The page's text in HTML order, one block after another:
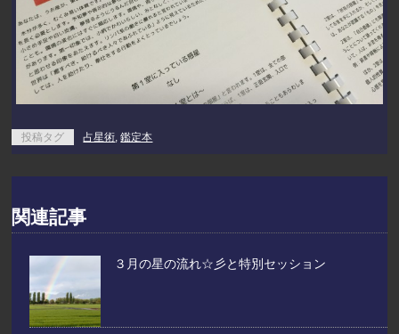
投稿タグ 占星術,鑑定本
関連記事
３月の星の流れ☆彡と特別セッション